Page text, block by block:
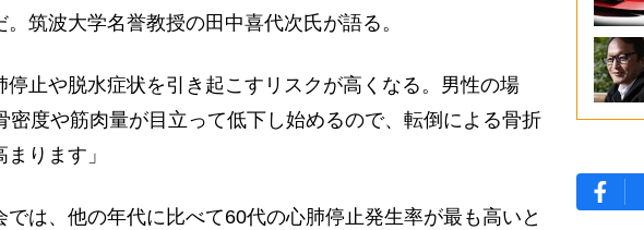
筑波大学名誉教授の田中喜代次氏が語る。
停止や脱水症状を引き起こすリスクが高くなる。男性の場
密度や筋肉量が目立って低下し始めるので、転倒による骨折
ります」
は、他の年代に比べて60代の心肺停止発生率が最も高いと